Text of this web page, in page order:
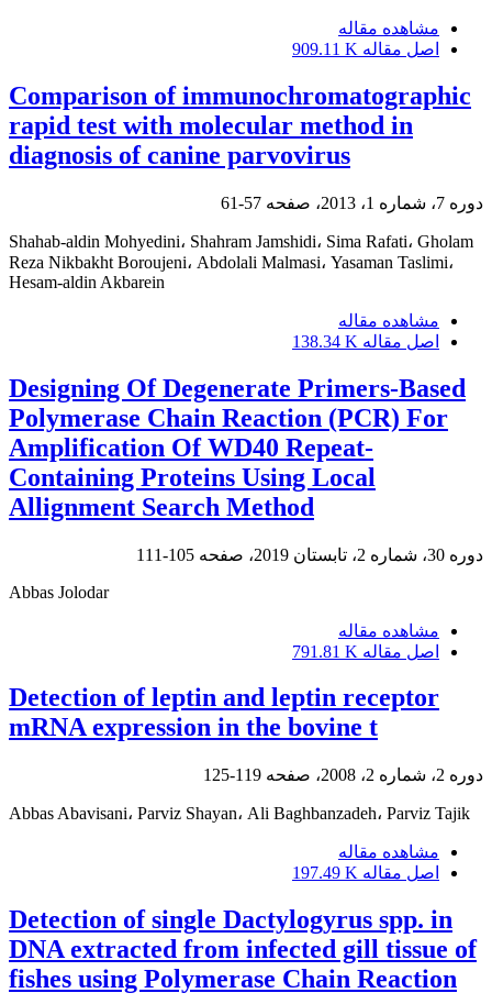
مشاهده مقاله
اصل مقاله 909.11 K
Comparison of immunochromatographic
rapid test with molecular method in
diagnosis of canine parvovirus
دوره 7، شماره 1، 2013، صفحه 57-61
Shahab-aldin Mohyedini، Shahram Jamshidi، Sima Rafati، Gholam
Reza Nikbakht Boroujeni، Abdolali Malmasi، Yasaman Taslimi،
Hesam-aldin Akbarein
مشاهده مقاله
اصل مقاله 138.34 K
Designing Of Degenerate Primers-Based
Polymerase Chain Reaction (PCR) For
Amplification Of WD40 Repeat-
Containing Proteins Using Local
Allignment Search Method
دوره 30، شماره 2، تابستان 2019، صفحه
105-111
Abbas Jolodar
مشاهده مقاله
اصل مقاله 791.81 K
Detection of leptin and leptin receptor
mRNA expression in the bovine t
دوره 2، شماره 2، 2008، صفحه 119-125
Abbas Abavisani، Parviz Shayan، Ali Baghbanzadeh، Parviz Tajik
مشاهده مقاله
اصل مقاله 197.49 K
Detection of single Dactylogyrus spp. in
DNA extracted from infected gill tissue of
fishes using Polymerase Chain Reaction